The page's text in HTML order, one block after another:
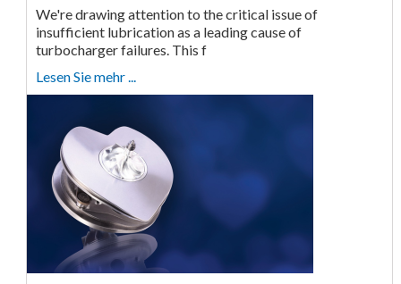
We're drawing attention to the critical issue of
insufficient lubrication as a leading cause of
turbocharger failures. This f
Lesen Sie mehr ...